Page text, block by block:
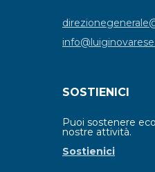
SOSTIENICI
Puoi sostenere
nostre attività.
Sostienici